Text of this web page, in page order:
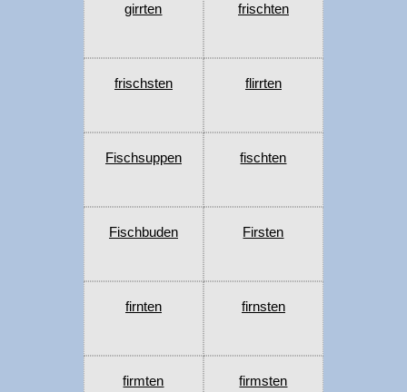
girrten frischten
frischsten flirrten
Fischsuppen fischten
Fischbuden Firsten
firnten firnsten
firmten firmsten